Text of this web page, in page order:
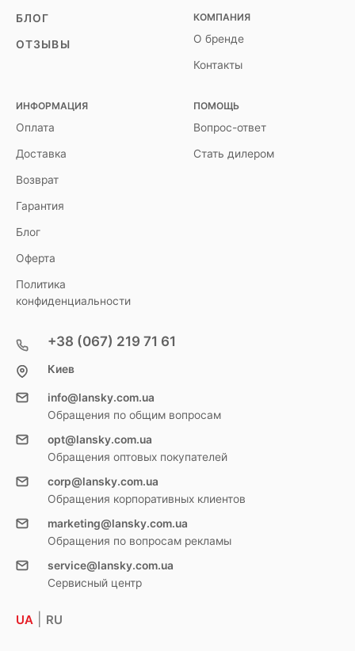
БЛОГ
ОТЗЫВЫ
КОМПАНИЯ
О бренде
Контакты
ИНФОРМАЦИЯ
Оплата
Доставка
Возврат
Гарантия
Блог
Оферта
Политика
конфиденциальности
ПОМОЩЬ
Вопрос-ответ
Стать дилером
+38 (067) 219 71 61
Киев
info@lansky.com.ua
Обращения по общим вопросам
opt@lansky.com.ua
Обращения оптовых покупателей
corp@lansky.com.ua
Обращения корпоративных клиентов
marketing@lansky.com.ua
Обращения по вопросам рекламы
service@lansky.com.ua
Сервисный центр
UA RU